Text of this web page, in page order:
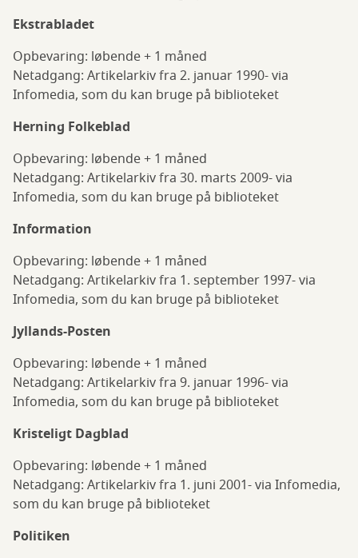
Ekstrabladet
Opbevaring: løbende + 1 måned
Netadgang: Artikelarkiv fra 2. januar 1990- via
Infomedia, som du kan bruge på biblioteket
Herning Folkeblad
Opbevaring: løbende + 1 måned
Netadgang: Artikelarkiv fra 30. marts 2009- via
Infomedia, som du kan bruge på biblioteket
Information
Opbevaring: løbende + 1 måned
Netadgang: Artikelarkiv fra 1. september 1997- via
Infomedia, som du kan bruge på biblioteket
Jyllands-Posten
Opbevaring: løbende + 1 måned
Netadgang: Artikelarkiv fra 9. januar 1996- via
Infomedia, som du kan bruge på biblioteket
Kristeligt Dagblad
Opbevaring: løbende + 1 måned
Netadgang: Artikelarkiv fra 1. juni 2001- via Infomedia,
som du kan bruge på biblioteket
Politiken